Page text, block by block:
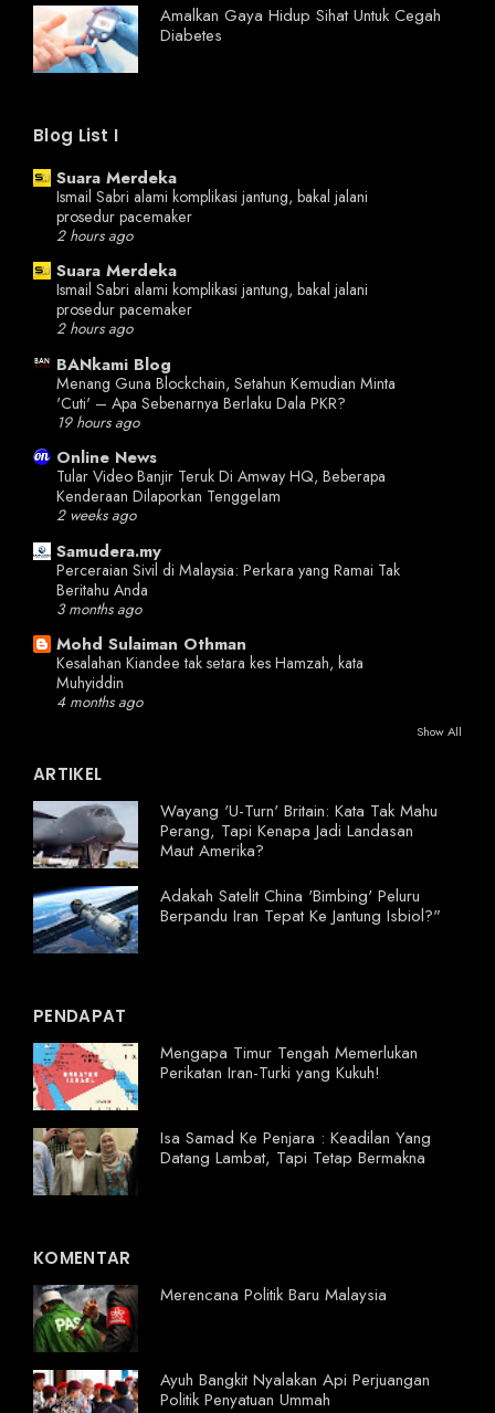
Amalkan Gaya Hidup Sihat Untuk Cegah
Diabetes
Blog List I
Suara Merdeka
Ismail Sabri alami komplikasi jantung, bakal jalani
prosedur pacemaker
2 hours ago
Suara Merdeka
Ismail Sabri alami komplikasi jantung, bakal jalani
prosedur pacemaker
2 hours ago
BANkami Blog
Menang Guna Blockchain, Setahun Kemudian Minta
'Cuti' – Apa Sebenarnya Berlaku Dala PKR?
19 hours ago
Online News
Tular Video Banjir Teruk Di Amway HQ, Beberapa
Kenderaan Dilaporkan Tenggelam
2 weeks ago
Samudera.my
Perceraian Sivil di Malaysia: Perkara yang Ramai Tak
Beritahu Anda
3 months ago
Mohd Sulaiman Othman
Kesalahan Kiandee tak setara kes Hamzah, kata
Muhyiddin
4 months ago
Show All
ARTIKEL
Wayang 'U-Turn' Britain: Kata Tak Mahu
Perang, Tapi Kenapa Jadi Landasan
Maut Amerika?
Adakah Satelit China 'Bimbing' Peluru
Berpandu Iran Tepat Ke Jantung Isbiol?"
PENDAPAT
Mengapa Timur Tengah Memerlukan
Perikatan Iran-Turki yang Kukuh!
Isa Samad Ke Penjara : Keadilan Yang
Datang Lambat, Tapi Tetap Bermakna
KOMENTAR
Merencana Politik Baru Malaysia
Ayuh Bangkit Nyalakan Api Perjuangan
Politik Penyatuan Ummah